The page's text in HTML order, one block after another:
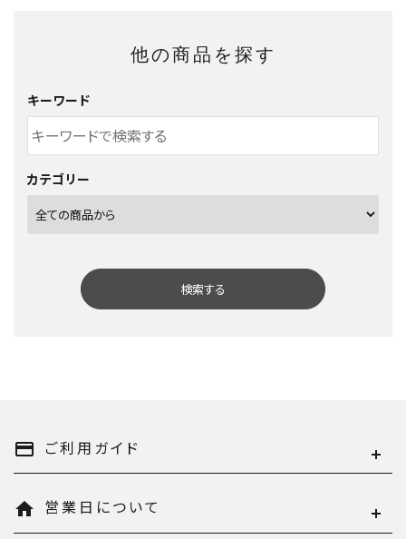
他の商品を探す
キーワード
カテゴリー
検索する
キーワード
payment ご利用ガイド
home 営業日について